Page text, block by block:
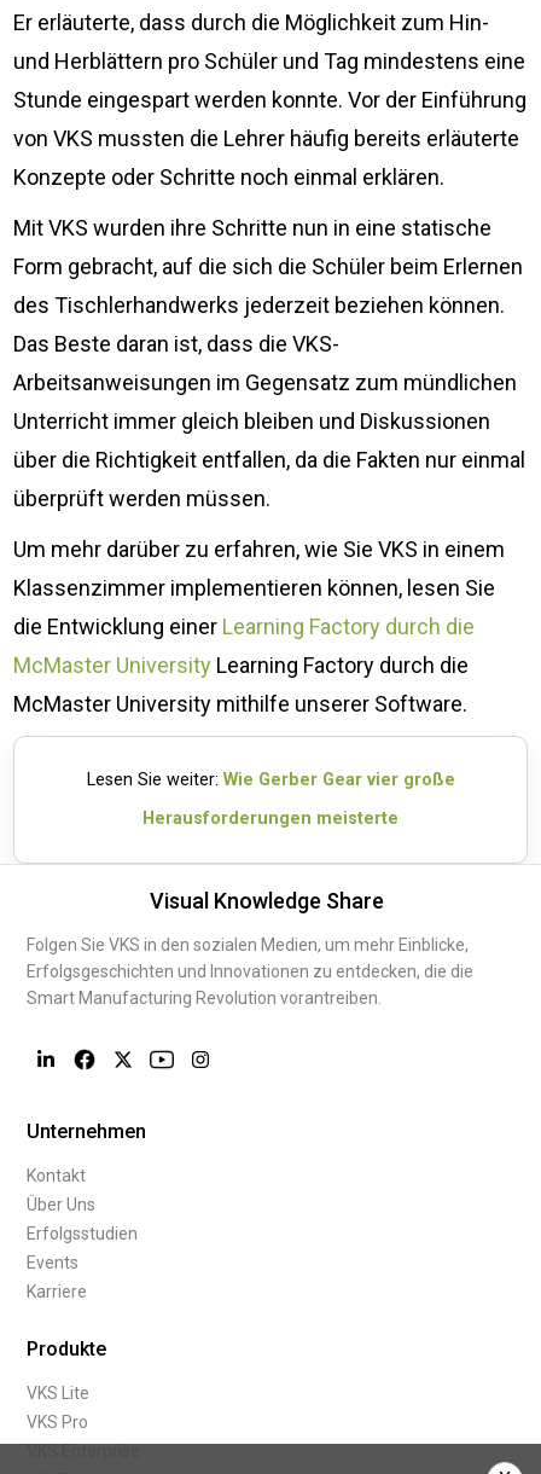
Er erläuterte, dass durch die Möglichkeit zum Hin-
und Herblättern pro Schüler und Tag mindestens eine
Stunde eingespart werden konnte. Vor der Einführung
von VKS mussten die Lehrer häufig bereits erläuterte
Konzepte oder Schritte noch einmal erklären.
Mit VKS wurden ihre Schritte nun in eine statische
Form gebracht, auf die sich die Schüler beim Erlernen
des Tischlerhandwerks jederzeit beziehen können.
Das Beste daran ist, dass die VKS-
Arbeitsanweisungen im Gegensatz zum mündlichen
Unterricht immer gleich bleiben und Diskussionen
über die Richtigkeit entfallen, da die Fakten nur einmal
überprüft werden müssen.
Um mehr darüber zu erfahren, wie Sie VKS in einem
Klassenzimmer implementieren können, lesen Sie
die Entwicklung einer Learning Factory durch die
McMaster University Learning Factory durch die
McMaster University mithilfe unserer Software.
Lesen Sie weiter: Wie Gerber Gear vier große
Herausforderungen meisterte
Visual Knowledge Share
Folgen Sie VKS in den sozialen Medien, um mehr Einblicke,
Erfolgsgeschichten und Innovationen zu entdecken, die die
Smart Manufacturing Revolution vorantreiben.
Unternehmen
Kontakt
Über Uns
Erfolgsstudien
Events
Karriere
Produkte
VKS Lite
VKS Pro